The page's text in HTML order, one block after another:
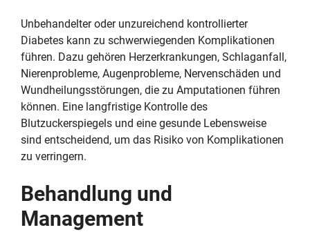
Unbehandelter oder unzureichend kontrollierter
Diabetes kann zu schwerwiegenden Komplikationen
führen. Dazu gehören Herzerkrankungen, Schlaganfall,
Nierenprobleme, Augenprobleme, Nervenschäden und
Wundheilungsstörungen, die zu Amputationen führen
können. Eine langfristige Kontrolle des
Blutzuckerspiegels und eine gesunde Lebensweise
sind entscheidend, um das Risiko von Komplikationen
zu verringern.
Behandlung und
Management